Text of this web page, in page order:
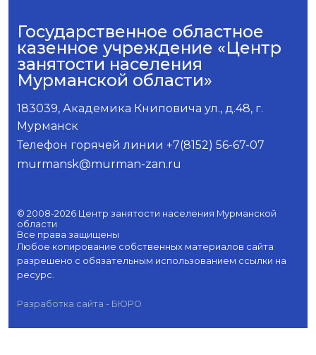
Государственное областное
казенное учреждение «Центр
занятости населения
Мурманской области»
183039, Академика Книповича ул., д.48, г.
Мурманск
Телефон горячей линии +7(8152) 56-67-07
murmansk@murman-zan.ru
© 2008-2026 Центр занятости населения Мурманской
области
Все права защищены
Любое копирование собственных материалов сайта
разрешено с обязательным использованием ссылки на
ресурс.
Разработка сайта - БЮРО